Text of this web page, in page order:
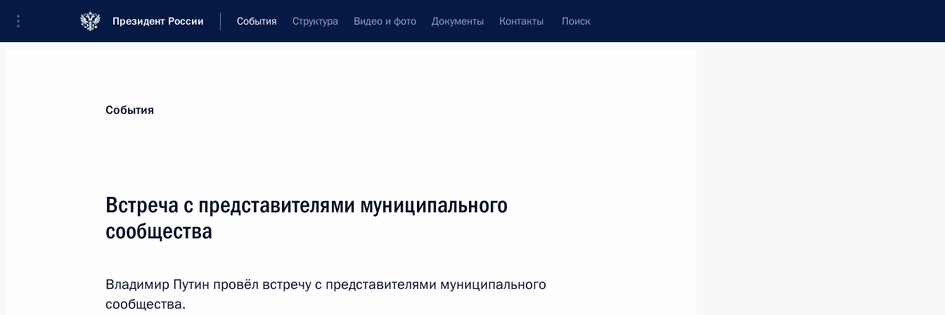
Президент России События Структура Видео и фото Документы Контакты Поиск
Новости
28 апреля, вторник
28 апреля 2026 года, 20:40 Москва, Кремль
События
Встреча с представителями муниципального
сообщества
Владимир Путин провёл встречу с представителями муниципального
сообщества.